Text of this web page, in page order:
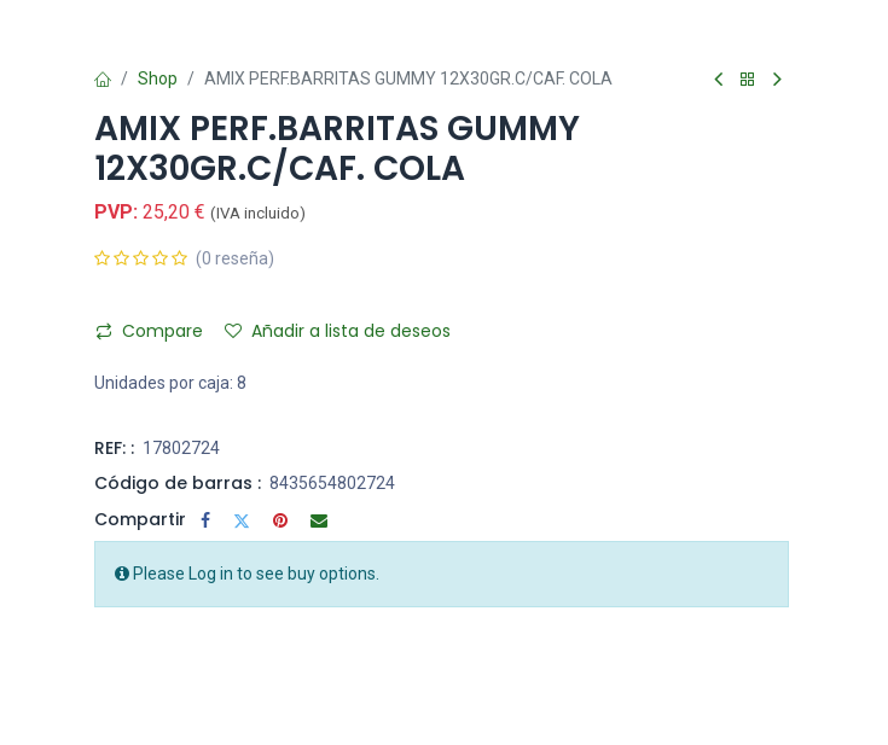
Shop AMIX PERF.BARRITAS GUMMY 12X30GR.C/CAF. COLA
AMIX PERF.BARRITAS GUMMY
12X30GR.C/CAF. COLA
PVP: 25,20 € (IVA incluido)
(0 reseña)
Compare Añadir a lista de deseos
Unidades por caja: 8
REF: : 17802724
Código de barras : 8435654802724
Compartir
Please Log in to see buy options.